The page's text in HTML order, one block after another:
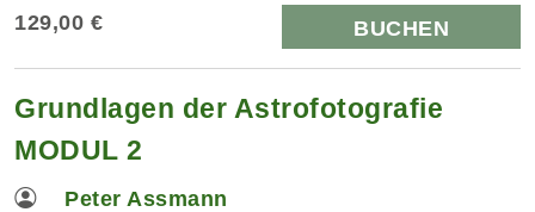
129,00 € BUCHEN
Grundlagen der Astrofotografie
MODUL 2
Peter Assmann